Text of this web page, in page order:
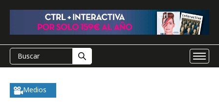
Medios